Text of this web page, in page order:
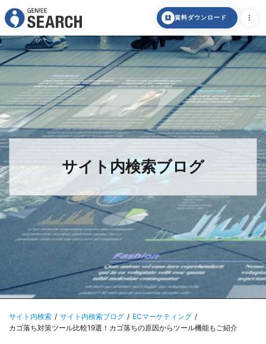
資料ダウンロード
サイト内検索ブログ
サイト内検索 サイト内検索ブログ
ECマーケティング
カゴ落ち対策ツール比較19選！カゴ落ちの原因からツール機能もご紹介